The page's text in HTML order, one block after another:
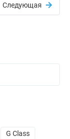
Следующая
G Class